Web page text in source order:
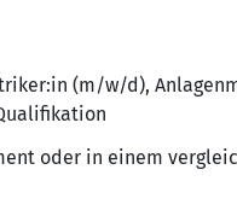
(m/w/d),
oder in einem